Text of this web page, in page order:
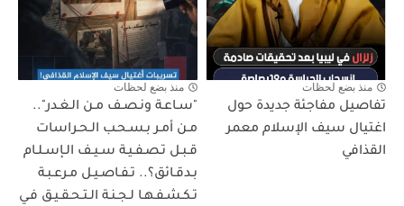
منذ بضع لحظات
تفاصيل مفاجئة جديدة حول
اغتيال سيف الإسلام معمر
القذافي
منذ بضع لحظات
"سـاعـة ونـصـف مـن الـغـدر"..
مـن أمـر بـسـحـب الـحـراسات
قـبـل تـصـفـيـة سـيـف الـإسـلـام
بـدقـائق؟.. تـفـاصـيـل مـرعـبـة
تـكـشـفـهـا لـجـنـة الـتـحـقـيـق فـي